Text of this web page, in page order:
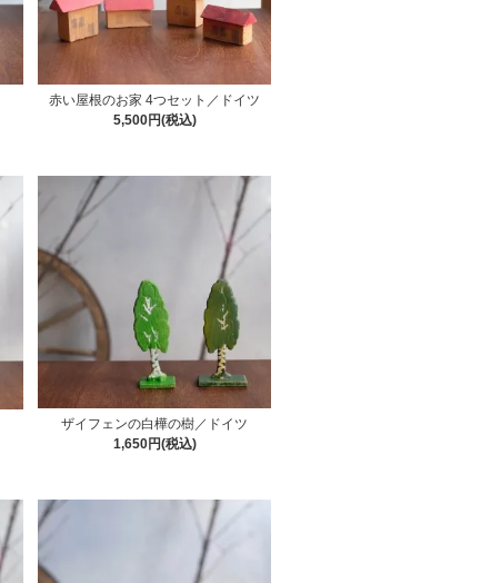
赤い屋根のお家 4つセット／ドイツ
5,500円(税込)
ザイフェンの白樺の樹／ドイツ
1,650円(税込)